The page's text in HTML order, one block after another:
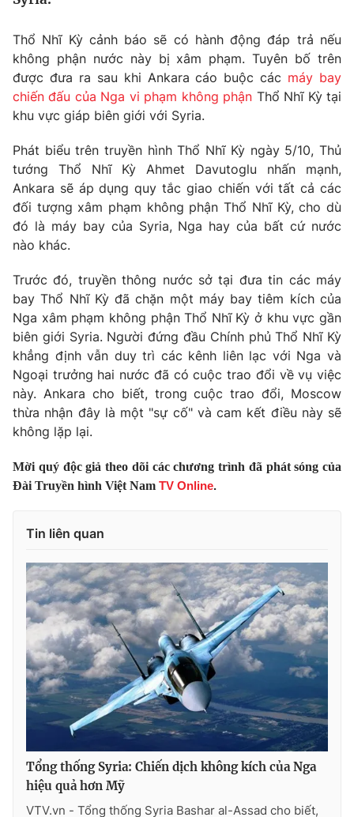
Thế giới đó đây
Câu chuyện quốc tế
Thị trường
Góc doanh nghiệp
Dữ liệu và đời sống
Truyền hình
Phim VTV
Hậu trường
Nhân vật
Khán giả
Giải sao mai
Giải trí
Điện ảnh
Âm nhạc
Sao
Đời sống
Du lịch
Làm đẹp
Giáo dục
Tuyển sinh
Học trực tuyến
Hitech Công nghệ tương lai
Sản phẩm
Thị trường
Tư vấn
Giao lưu trực tuyến
Lịch phát sóng
Chuyên mục khác
Emagazine
Photo Infographic
Video
VTV Money VTV Thể thao
VTV Sức khoẻ Bất động sản
Thị trường 24h Tấm lòng Việt
VTV4 Vươn mình bằng AI
VTV9 VTV8
Liên hệ tòa soạn English
Thổ Nhĩ Kỳ cảnh báo sẽ có hành động đáp trả nếu
không phận nước này bị xâm phạm. Tuyên bố trên
được đưa ra sau khi Ankara cáo buộc các máy bay
chiến đấu của Nga vi phạm không phận Thổ Nhĩ Kỳ tại
khu vực giáp biên giới với Syria.
Phát biểu trên truyền hình Thổ Nhĩ Kỳ ngày 5/10, Thủ
tướng Thổ Nhĩ Kỳ Ahmet Davutoglu nhấn mạnh,
Ankara sẽ áp dụng quy tắc giao chiến với tất cả các
đối tượng xâm phạm không phận Thổ Nhĩ Kỳ, cho dù
đó là máy bay của Syria, Nga hay của bất cứ nước
nào khác.
Trước đó, truyền thông nước sở tại đưa tin các máy
bay Thổ Nhĩ Kỳ đã chặn một máy bay tiêm kích của
Nga xâm phạm không phận Thổ Nhĩ Kỳ ở khu vực gần
biên giới Syria. Người đứng đầu Chính phủ Thổ Nhĩ Kỳ
khẳng định vẫn duy trì các kênh liên lạc với Nga và
Ngoại trưởng hai nước đã có cuộc trao đổi về vụ việc
này. Ankara cho biết, trong cuộc trao đổi, Moscow
thừa nhận đây là một "sự cố" và cam kết điều này sẽ
không lặp lại.
Mời quý độc giả theo dõi các chương trình đã phát sóng của
Đài Truyền hình Việt Nam TV Online.
Tin liên quan
Tổng thống Syria: Chiến dịch không kích của Nga
hiệu quả hơn Mỹ
VTV.vn - Tổng thống Syria Bashar al-Assad cho biết,